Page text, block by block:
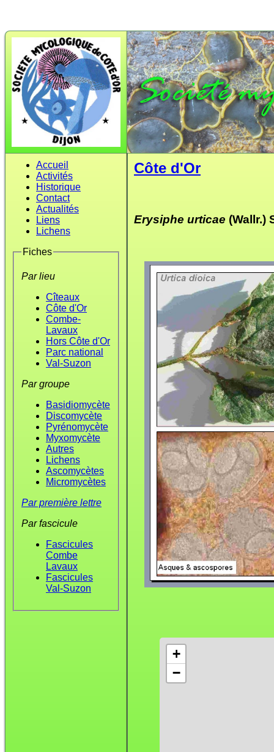
Accueil
Activités
Historique
Contact
Actualités
Liens
Lichens
Fiches
Par lieu
Cîteaux
Côte d'Or
Combe-
Lavaux
Hors Côte d'Or
Parc national
Val-Suzon
Par groupe
Basidiomycète
Discomycète
Pyrénomycète
Myxomycète
Autres
Lichens
Ascomycètes
Micromycètes
Par première lettre
Par fascicule
Fascicules
Combe
Lavaux
Fascicules
Val-Suzon
Côte d'Or
Erysiphe urticae (Wallr.)
+
−